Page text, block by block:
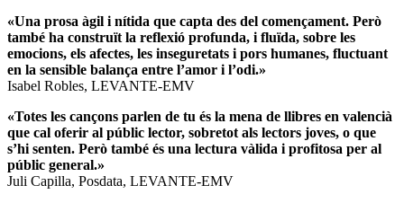
«Una prosa àgil i nítida que capta des del començament. Però
també ha construït la reflexió profunda, i fluïda, sobre les
emocions, els afectes, les inseguretats i pors humanes, fluctuant
en la sensible balança entre l’amor i l’odi.»
Isabel Robles, LEVANTE-EMV
«Totes les cançons parlen de tu és la mena de llibres en valencià
que cal oferir al públic lector, sobretot als lectors joves, o que
s’hi senten. Però també és una lectura vàlida i profitosa per al
públic general.»
Juli Capilla, Posdata, LEVANTE-EMV